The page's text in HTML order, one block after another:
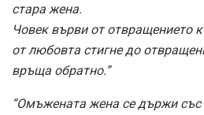
стара жена.
Човек върви от отвращението
от любовта стигне до
връща обратно.”
“Омъжената жена се държи със